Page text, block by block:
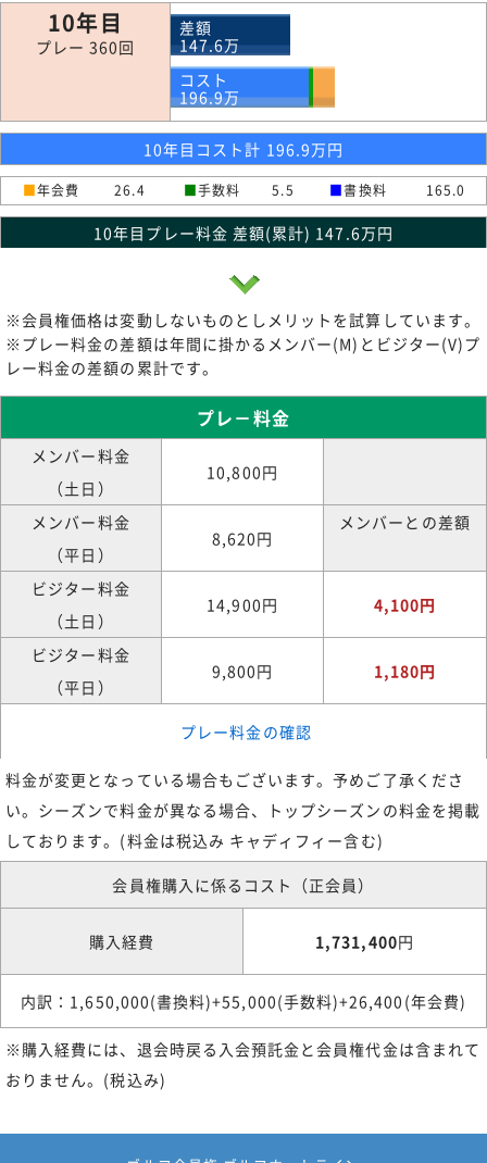
10年目
プレー 360回
差額
147.6万
コスト
196.9万
10年目コスト計 196.9万円
■年会費 26.4 ■手数料 5.5 ■書換料 165.0
10年目プレー料金 差額(累計) 147.6万円
※会員権価格は変動しないものとしメリットを試算しています。
※プレー料金の差額は年間に掛かるメンバー(M)とビジター(V)プ
レー料金の差額の累計です。
プレ－料金
メンバー料金
（土日）
10,800円
メンバー料金
（平日）
8,620円
メンバーとの差額
ビジター料金
（土日）
14,900円 4,100円
ビジター料金
（平日）
9,800円 1,180円
プレー料金の確認
料金が変更となっている場合もございます。予めご了承くださ
い。シーズンで料金が異なる場合、トップシーズンの料金を掲載
しております。(料金は税込み キャディフィー含む)
会員権購入に係るコスト（正会員）
購入経費 1,731,400円
内訳：1,650,000(書換料)+55,000(手数料)+26,400(年会費)
※購入経費には、退会時戻る入会預託金と会員権代金は含まれて
おりません。(税込み)